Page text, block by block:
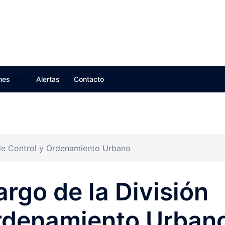
Alertas Contacto
Control y Ordenamiento Urbano
de la División